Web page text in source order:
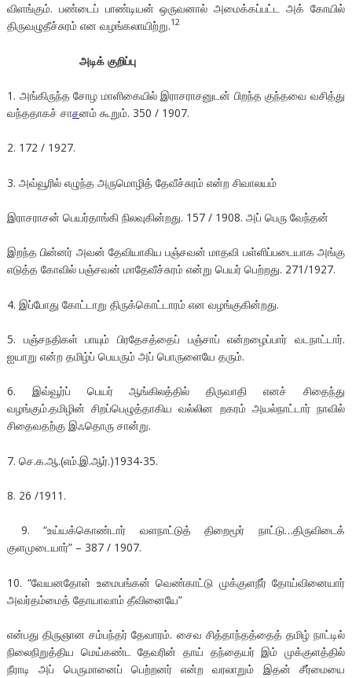
விளங்கும். பண்டைப் பாண்டியன் ஒருவனால் அமைக்கப்பட்ட அக் கோயில்
திருவழுதீச்சுரம் என வழங்கலாயிற்று.12
அடிக் குறிப்பு
1. அங்கிருந்த சோழ மாளிகையில் இராசராசனுடன் பிறந்த குந்தவை வசித்து
வந்ததாகச் சாசனம் கூறும். 350 / 1907.
2. 172 / 1927.
3. அவ்வூரில் எழுந்த அருமொழித் தேவீச்சுரம் என்ற சிவாலயம்
இராசராசன் பெயர்தாங்கி நிலவுகின்றது. 157 / 1908. அப் பெரு வேந்தன்
இறந்த பின்னர் அவன் தேவியாகிய பஞ்சவன் மாதவி பள்ளிப்படையாக அங்கு
எடுத்த கோவில் பஞ்சவன் மாதேவீச்சுரம் என்று பெயர் பெற்றது. 271/1927.
4. இப்போது கோட்டாறு திருக்கொட்டாரம் என வழங்குகின்றது.
5. பஞ்சநதிகள் பாயும் பிரதேசத்தைப் பஞ்சாப் என்றழைப்பார் வடநாட்டார்.
ஐயாறு என்ற தமிழ்ப் பெயரும் அப் பொருளையே தரும்.
6. இவ்வூர்ப் பெயர் ஆங்கிலத்தில் திருவாதி எனச் சிதைந்து
வழங்கும்.தமிழின் சிறப்பெழுத்தாகிய வல்லின றகரம் அயல்நாட்டார் நாவில்
சிதைவதற்கு இஃதொரு சான்று.
7. செ.க.ஆ.(எம்.இ.ஆர்.)1934-35.
8. 26 /1911.
9. “உய்யக்கொண்டார் வளநாட்டுத் திறைமூர் நாட்டு…திருவிடைக்
குளமுடையார்” – 387 / 1907.
10. “வேயனதோள் உமைபங்கன் வெண்காட்டு முக்குளநீர் தோய்வினையார்
அவர்தம்மைத் தோயாவாம் தீவினையே”
என்பது திருஞான சம்பந்தர் தேவாரம். சைவ சித்தாந்தத்தைத் தமிழ் நாட்டில்
நிலைநிறுத்திய மெய்கண்ட தேவரின் தாய் தந்தையர் இம் முக்குளத்தில்
நீராடி அப் பெருமானைப் பெற்றனர் என்ற வரலாறும் இதன் சீர்மையை